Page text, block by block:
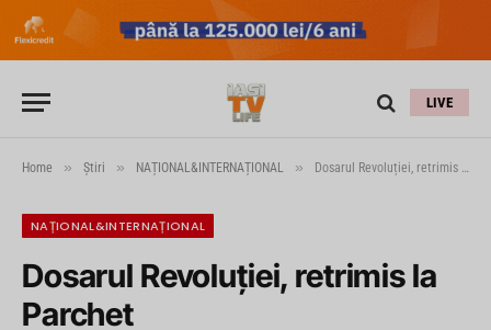
LIVE
Home » Știri » NAȚIONAL&INTERNAȚIONAL » Dosarul Revoluției, retrimis la Parchet
NAȚIONAL&INTERNAȚIONAL
Dosarul Revoluției, retrimis la
Parchet